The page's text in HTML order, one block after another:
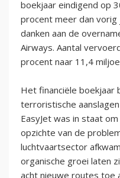
boekjaar eindigend op
procent meer dan
danken aan de
Airways. Aantal
procent naar 11,4
Het financiële boekjaar
terroristische
EasyJet was in staat
opzichte van de
luchtvaartsector
organische groei laten
acht nieuwe routes toe